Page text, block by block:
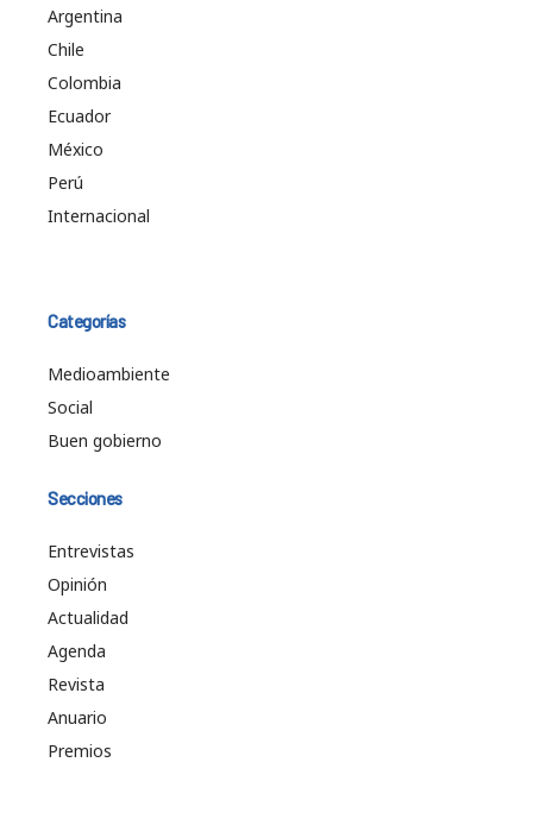
Argentina
Chile
Colombia
Ecuador
México
Perú
Internacional
Categorías
Medioambiente
Social
Buen gobierno
Secciones
Entrevistas
Opinión
Actualidad
Agenda
Revista
Anuario
Premios